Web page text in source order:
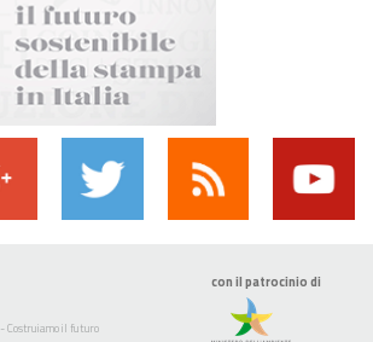
- Costruiamo il futuro
con il patrocinio di